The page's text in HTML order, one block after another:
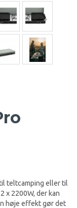
teltcamping eller til
x 2200W, der kan
høje effekt gør det